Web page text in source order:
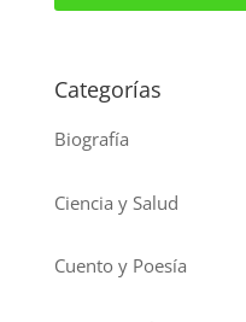
Categorías
Biografía
Ciencia y Salud
Cuento y Poesía